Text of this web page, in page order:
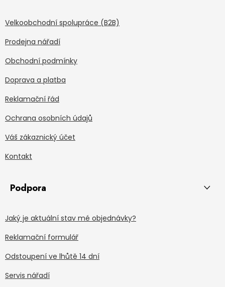
Velkoobchodní spolupráce (B2B)
Prodejna nářadí
Obchodní podmínky
Doprava a platba
Reklamační řád
Ochrana osobních údajů
Váš zákaznický účet
Kontakt
Podpora
Jaký je aktuální stav mé objednávky?
Reklamační formulář
Odstoupení ve lhůtě 14 dní
Servis nářadí